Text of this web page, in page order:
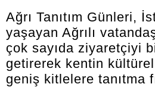
Ağrı Tanıtım Günleri,
yaşayan Ağrılı
çok sayıda ziyaretçiyi
getirerek kentin
geniş kitlelere tanıtma